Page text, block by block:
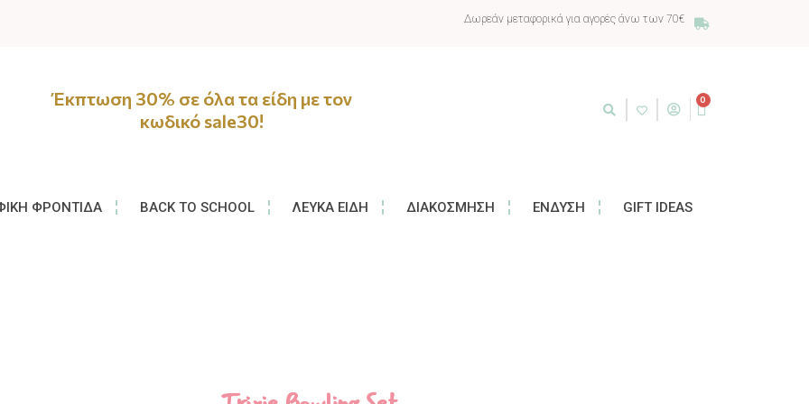
Δωρεάν μεταφορικά για αγορές άνω των 70€
Έκπτωση 30% σε όλα τα είδη με τον
κωδικό sale30!
0
ΦΡΟΝΤΊΔΑ BACK TO SCHOOL ΛΕΥΚΆ ΕΊΔΗ ΔΙΑΚΌΣΜΗΣΗ ΈΝΔΥΣΗ GIFT IDEAS